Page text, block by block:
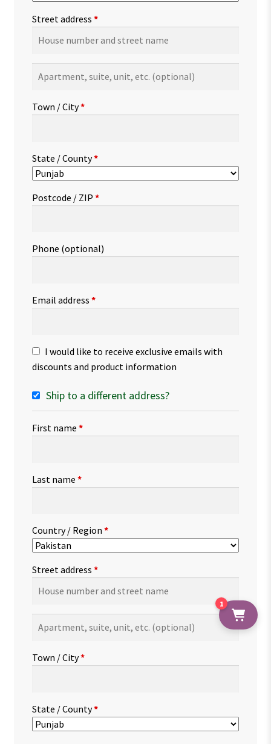
Street address *
suite,
etc.(optional)
Town / City*
State / County*
Postcode / ZIP *
Phone (optional)
Email address *
I would like to receive exclusive emails with
discounts and product information
Ship to a different address?
First name *
Last name *
Country / Region *
Street address *
suite,
etc.(optional)
Town / City*
State / County*
1